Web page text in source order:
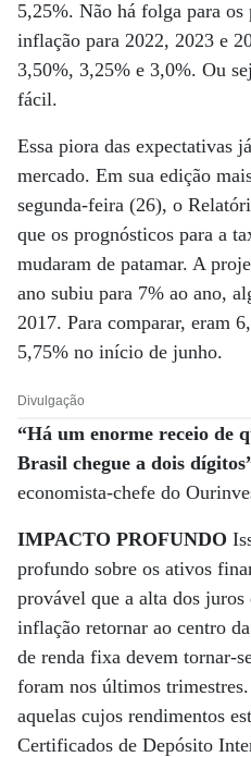
5,25%. Não há folga para os
inflação para 2022, 2023 e
3,50%, 3,25% e 3,0%. Ou
fácil.
Essa piora das expectativas
mercado. Em sua edição
segunda-feira (26), o
que os prognósticos para a
mudaram de patamar. A
ano subiu para 7% ao ano,
2017. Para comparar, eram
5,75% no início de junho.
Divulgação
“Há um enorme receio de
Brasil chegue a dois
economista-chefe do
IMPACTO PROFUNDO
profundo sobre os ativos
provável que a alta dos juros
inflação retornar ao centro
de renda fixa devem tornar-
foram nos últimos
aquelas cujos rendimentos
Certificados de Depósito